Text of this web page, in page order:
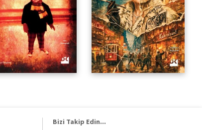
Bizi Takip Edin...